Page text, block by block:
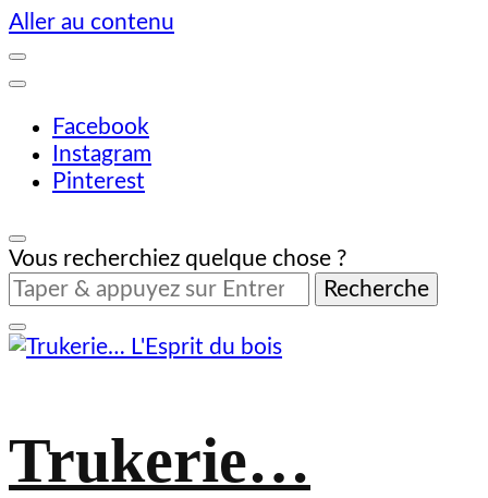
Aller au contenu
Facebook
Instagram
Pinterest
Vous recherchiez quelque chose ?
Trukerie…